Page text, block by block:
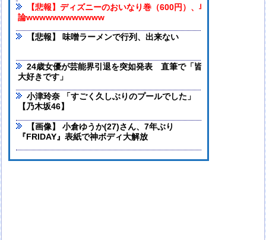
【悲報】ディズニーのおいなり巻（600円）、卑猥すぎて賛否両
論wwwwwwwwwwww
【悲報】 味噌ラーメンで行列、出来ない
24歳女優が芸能界引退を突如発表 直筆で「皆様のことがずっ
大好きです」
小津玲奈 「すごく久しぶりのプールでした」
【乃木坂46】
【画像】 小倉ゆうか(27)さん、7年ぶり
『FRIDAY』表紙で神ボディ大解放